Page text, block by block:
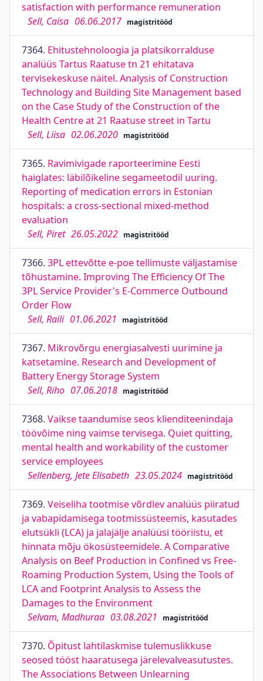
satisfaction with performance remuneration
Sell, Caisa 06.06.2017 magistritööd
7364. Ehitustehnoloogia ja platsikorralduse
analüüs Tartus Raatuse tn 21 ehitatava
tervisekeskuse näitel. Analysis of Construction
Technology and Building Site Management based
on the Case Study of the Construction of the
Health Centre at 21 Raatuse street in Tartu
Sell, Liisa 02.06.2020 magistritööd
7365. Ravimivigade raporteerimine Eesti
haiglates: läbilõikeline segameetodil uuring.
Reporting of medication errors in Estonian
hospitals: a cross-sectional mixed-method
evaluation
Sell, Piret 26.05.2022 magistritööd
7366. 3PL ettevõtte e-poe tellimuste väljastamise
tõhustamine. Improving The Efficiency Of The
3PL Service Provider's E-Commerce Outbound
Order Flow
Sell, Raili 01.06.2021 magistritööd
7367. Mikrovõrgu energiasalvesti uurimine ja
katsetamine. Research and Development of
Battery Energy Storage System
Sell, Riho 07.06.2018 magistritööd
7368. Vaikse taandumise seos klienditeenindaja
töövõime ning vaimse tervisega. Quiet quitting,
mental health and workability of the customer
service employees
Sellenberg, Jete Elisabeth 23.05.2024 magistritööd
7369. Veiseliha tootmise võrdlev analüüs piiratud
ja vabapidamisega tootmissüsteemis, kasutades
elutsükli (LCA) ja jalajälje analüüsi tööriistu, et
hinnata mõju ökosüsteemidele. A Comparative
Analysis on Beef Production in Confined vs Free-
Roaming Production System, Using the Tools of
LCA and Footprint Analysis to Assess the
Damages to the Environment
Selvam, Madhuraa 03.08.2021 magistritööd
7370. Õpitust lahtilaskmise tulemuslikkuse
seosed tööst haaratusega järelevalveasutustes.
The Associations Between Unlearning